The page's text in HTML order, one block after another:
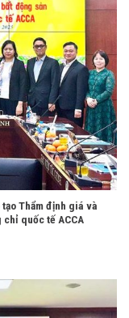
Thẩm định giá và
quốc tế ACCA